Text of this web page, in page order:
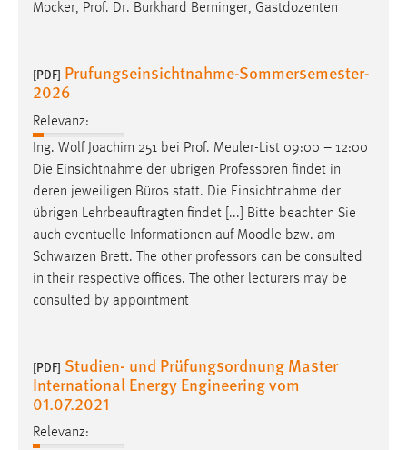
Mocker, Prof. Dr. Burkhard Berninger, Gastdozenten
[PDF] Prufungseinsichtnahme-Sommersemester-
2026
Relevanz:
Ing. Wolf Joachim 251 bei Prof. Meuler-List 09:00 – 12:00
Die Einsichtnahme der übrigen Professoren findet in
deren jeweiligen Büros statt. Die Einsichtnahme der
übrigen Lehrbeauftragten findet [...] Bitte beachten Sie
auch eventuelle Informationen auf Moodle bzw. am
Schwarzen Brett. The other professors can be consulted
in their respective offices. The other lecturers may be
consulted by appointment
[PDF] Studien- und Prüfungsordnung Master
International Energy Engineering vom
01.07.2021
Relevanz: